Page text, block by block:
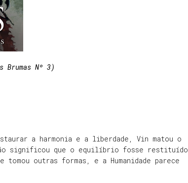
Brumas Nº 3)
a harmonia e a liberdade, Vin matou o
significou que o equilíbrio fosse restituído
outras formas, e a Humanidade parece